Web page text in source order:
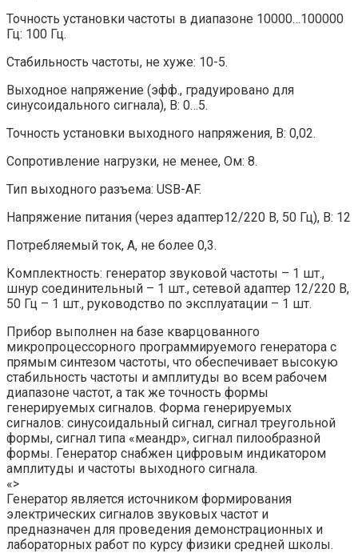
Точность установки частоты в диапазоне 10000…100000
Гц: 100 Гц.
Стабильность частоты, не хуже: 10-5.
Выходное напряжение (эфф., градуировано для
синусоидального сигнала), В: 0…5.
Точность установки выходного напряжения, В: 0,02.
Сопротивление нагрузки, не менее, Ом: 8.
Тип выходного разъема: USB-AF.
Напряжение питания (через адаптер12/220 В, 50 Гц), В: 12
Потребляемый ток, А, не более 0,3.
Комплектность: генератор звуковой частоты – 1 шт.,
шнур соединительный – 1 шт., сетевой адаптер 12/220 В,
50 Гц – 1 шт., руководство по эксплуатации – 1 шт.
Прибор выполнен на базе кварцованного
микропроцессорного программируемого генератора с
прямым синтезом частоты, что обеспечивает высокую
стабильность частоты и амплитуды во всем рабочем
диапазоне частот, а так же точность формы
генерируемых сигналов. Форма генерируемых
сигналов: синусоидальный сигнал, сигнал треугольной
формы, сигнал типа «меандр», сигнал пилообразной
формы. Генератор снабжен цифровым индикатором
амплитуды и частоты выходного сигнала.
«>
Генератор является источником формирования
электрических сигналов звуковых частот и
предназначен для проведения демонстрационных и
лабораторных работ по курсу физики средней школы.